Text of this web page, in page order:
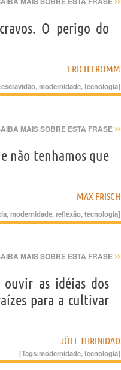
O perigo do
ERICH FROMM
escravidão,modernidade,tecnologia]
MAIS SOBRE ESTA FRASE ››
não tenhamos que
MAX FRISCH
,modernidade,reflexão,tecnologia]
MAIS SOBRE ESTA FRASE ››
as idéias dos
para a cultivar
JÖEL THRINIDAD
[Tags:modernidade,tecnologia]